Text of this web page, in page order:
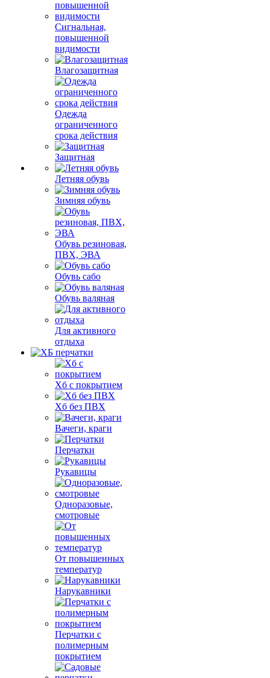
Сигнальная,
повышенной
видимости
Влагозащитная
Одежда
ограниченного
срока действия
Защитная
Летняя обувь
Зимняя обувь
Обувь резиновая,
ПВХ, ЭВА
Обувь сабо
Обувь валяная
Для активного
отдыха
Хб с покрытием
Хб без ПВХ
Вачеги, краги
Перчатки
Рукавицы
Одноразовые,
смотровые
От повышенных
температур
Нарукавники
Перчатки с
полимерным
покрытием